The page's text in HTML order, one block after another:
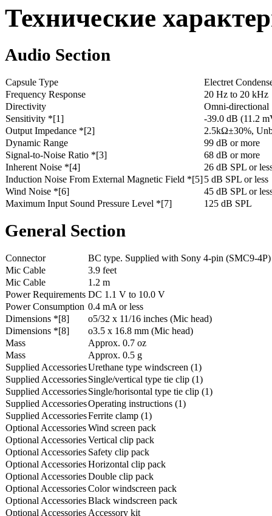
Технические
Audio Section
Capsule Type
Electret
Frequency Response
20 Hz to 20 kHz
Directivity
Omni-directional
Sensitivity *[1]
-39.0 dB (11.2
Output Impedance *[2]
2.5kΩ±30%,
Dynamic Range
99 dB or more
Signal-to-Noise Ratio *[3]
68 dB or more
Inherent Noise *[4]
26 dB SPL or
Induction Noise From External Magnetic Field *[5]5 dB SPL or less
Wind Noise *[6]
45 dB SPL or
Maximum Input Sound Pressure Level *[7]
125 dB SPL
General Section
Connector
BC type. Supplied with Sony 4-pin (SMC9-4P)
Mic Cable
3.9 feet
Mic Cable
1.2 m
Power Requirements DC 1.1 V to 10.0 V
Power Consumption 0.4 mA or less
Dimensions *[8]
o5/32 x 11/16 inches (Mic head)
Dimensions *[8]
o3.5 x 16.8 mm (Mic head)
Mass
Approx. 0.7 oz
Mass
Approx. 0.5 g
Supplied AccessoriesUrethane type windscreen (1)
Supplied AccessoriesSingle/vertical type tie clip (1)
Supplied AccessoriesSingle/horisontal type tie clip (1)
Supplied AccessoriesOperating instructions (1)
Supplied AccessoriesFerrite clamp (1)
Optional AccessoriesWind screen pack
Optional AccessoriesVertical clip pack
Optional Accessories Safety clip pack
Optional AccessoriesHorizontal clip pack
Optional AccessoriesDouble clip pack
Optional AccessoriesColor windscreen pack
Optional AccessoriesBlack windscreen pack
Optional Accessories Accessory kit